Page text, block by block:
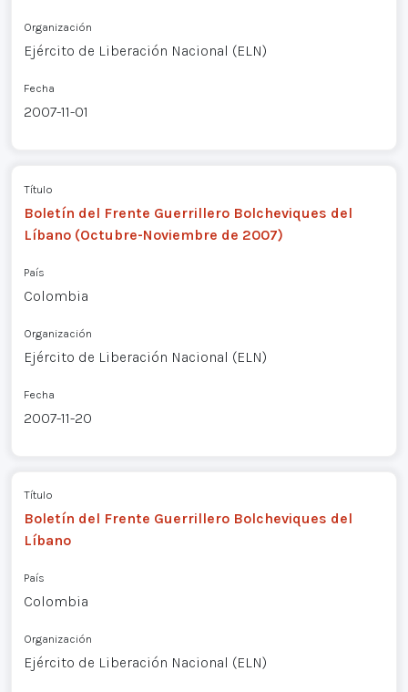
Organización
Ejército de Liberación Nacional (ELN)
Fecha
2007-11-01
Título
Boletín del Frente Guerrillero Bolcheviques del
Líbano (Octubre-Noviembre de 2007)
País
Colombia
Organización
Ejército de Liberación Nacional (ELN)
Fecha
2007-11-20
Título
Boletín del Frente Guerrillero Bolcheviques del
Líbano
País
Colombia
Organización
Ejército de Liberación Nacional (ELN)